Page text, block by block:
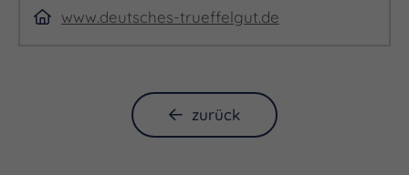
www.deutsches-trueffelgut.de
zurück